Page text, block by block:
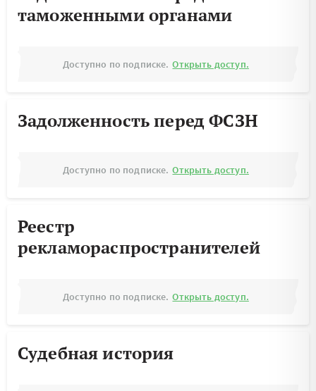
таможенными органами
Доступно по подписке. Открыть доступ.
Задолженность перед ФСЗН
Доступно по подписке. Открыть доступ.
Реестр
рекламораспространителей
Доступно по подписке. Открыть доступ.
Судебная история